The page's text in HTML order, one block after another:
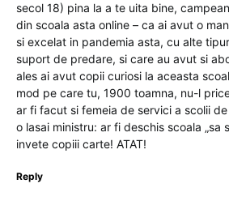
secol 18) pina la a te uita bine,
din scoala asta online – ca ai avut o
si excelat in pandemia asta, cu alte
suport de predare, si care au avut si
ales ai avut copii curiosi la aceasta
mod pe care tu, 1900 toamna, nu-l
ar fi facut si femeia de servici a scolii
o lasai ministru: ar fi deschis scoala „sa
invete copiii carte! ATAT!
Reply